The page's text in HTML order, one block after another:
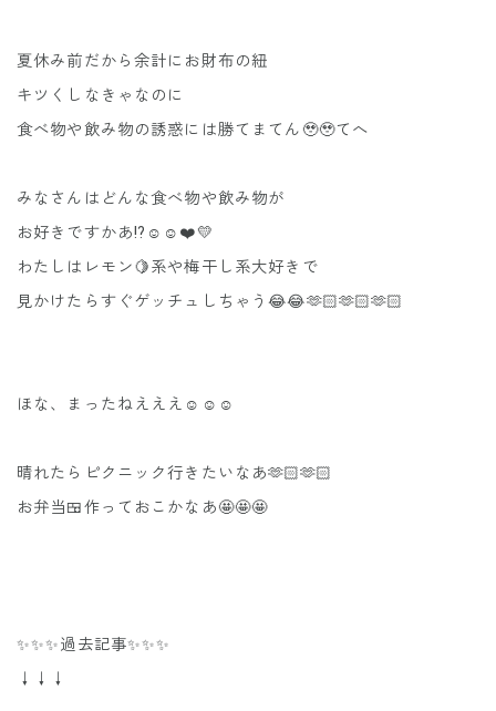
夏休み前だから余計にお財布の紐
キツくしなきゃなのに
食べ物や飲み物の誘惑には勝てまてん🥹🥹てへ
みなさんはどんな食べ物や飲み物が
お好きですかあ⁉️☺️☺️❤️💛
わたしはレモン🍋系や梅干し系大好きで
見かけたらすぐゲッチュしちゃう😂😂🫶🏻🫶🏻🫶🏻
ほな、まったねえええ☺️☺️☺️
晴れたらピクニック行きたいなあ🫶🏻🫶🏻
お弁当🍱作っておこかなあ🤩🤩🤩
✨✨✨過去記事✨✨✨
↓↓↓